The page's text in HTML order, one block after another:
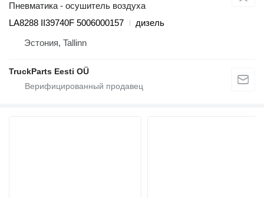
Пневматика - осушитель воздуха
LA8288 II39740F 5006000157
дизель
Эстония, Tallinn
TruckParts Eesti OÜ